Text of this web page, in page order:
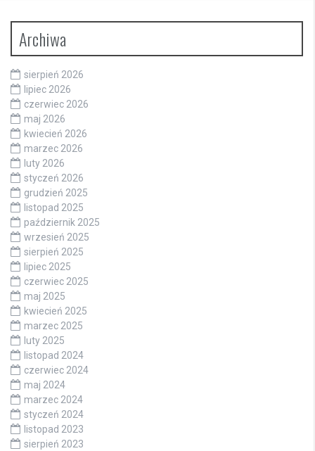
Archiwa
sierpień 2026
lipiec 2026
czerwiec 2026
maj 2026
kwiecień 2026
marzec 2026
luty 2026
styczeń 2026
grudzień 2025
listopad 2025
październik 2025
wrzesień 2025
sierpień 2025
lipiec 2025
czerwiec 2025
maj 2025
kwiecień 2025
marzec 2025
luty 2025
listopad 2024
czerwiec 2024
maj 2024
marzec 2024
styczeń 2024
listopad 2023
sierpień 2023